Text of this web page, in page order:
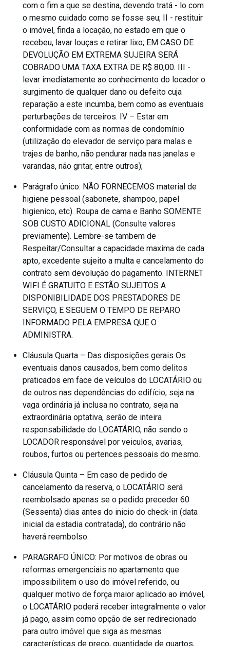
com o fim a que se destina, devendo tratá - lo com
o mesmo cuidado como se fosse seu; II - restituir
o imóvel, finda a locação, no estado em que o
recebeu, lavar louças e retirar lixo; EM CASO DE
DEVOLUÇÃO EM EXTREMA SUJEIRA SERÁ
COBRADO UMA TAXA EXTRA DE R$ 80,00. III -
levar imediatamente ao conhecimento do locador o
surgimento de qualquer dano ou defeito cuja
reparação a este incumba, bem como as eventuais
perturbações de terceiros. IV – Estar em
conformidade com as normas de condomínio
(utilização do elevador de serviço para malas e
trajes de banho, não pendurar nada nas janelas e
varandas, não gritar, entre outros);
Parágrafo único: NÃO FORNECEMOS material de
higiene pessoal (sabonete, shampoo, papel
higienico, etc). Roupa de cama e Banho SOMENTE
SOB CUSTO ADICIONAL (Consulte valores
previamente). Lembre-se tambem de
Respeitar/Consultar a capacidade maxima de cada
apto, excedente sujeito a multa e cancelamento do
contrato sem devolução do pagamento. INTERNET
WIFI É GRATUITO E ESTÃO SUJEITOS A
DISPONIBILIDADE DOS PRESTADORES DE
SERVIÇO, E SEGUEM O TEMPO DE REPARO
INFORMADO PELA EMPRESA QUE O
ADMINISTRA.
Cláusula Quarta – Das disposições gerais Os
eventuais danos causados, bem como delitos
praticados em face de veículos do LOCATÁRIO ou
de outros nas dependências do edifício, seja na
vaga ordinária já inclusa no contrato, seja na
extraordinária optativa, serão de inteira
responsabilidade do LOCATÁRIO, não sendo o
LOCADOR responsável por veiculos, avarias,
roubos, furtos ou pertences pessoais do mesmo.
Cláusula Quinta – Em caso de pedido de
cancelamento da reserva, o LOCATÁRIO será
reembolsado apenas se o pedido preceder 60
(Sessenta) dias antes do inicio do check-in (data
inicial da estadia contratada), do contrário não
haverá reembolso.
PARAGRAFO ÚNICO: Por motivos de obras ou
reformas emergenciais no apartamento que
impossibilitem o uso do imóvel referido, ou
qualquer motivo de força maior aplicado ao imóvel,
o LOCATÁRIO poderá receber integralmente o valor
já pago, assim como opção de ser redirecionado
para outro imóvel que siga as mesmas
características de preço, quantidade de quartos,